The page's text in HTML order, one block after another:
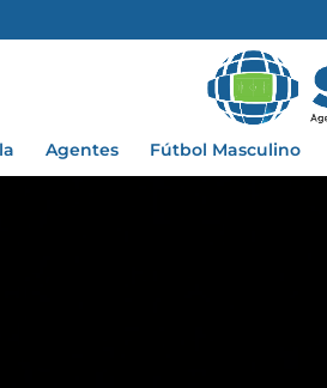
Agentes Fútbol Masculino